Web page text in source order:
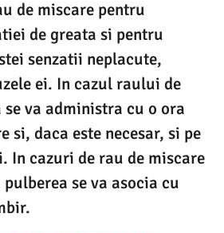
de miscare pentru
de greata si pentru
senzatii neplacute,
ei. In cazul raului de
se va administra cu o ora
si, daca este necesar, si pe
In cazuri de rau de miscare
se va asocia cu